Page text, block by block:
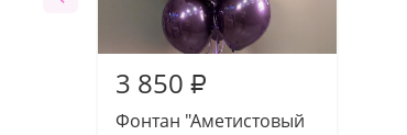
3 850 ₽
Фонтан "Аметистовый